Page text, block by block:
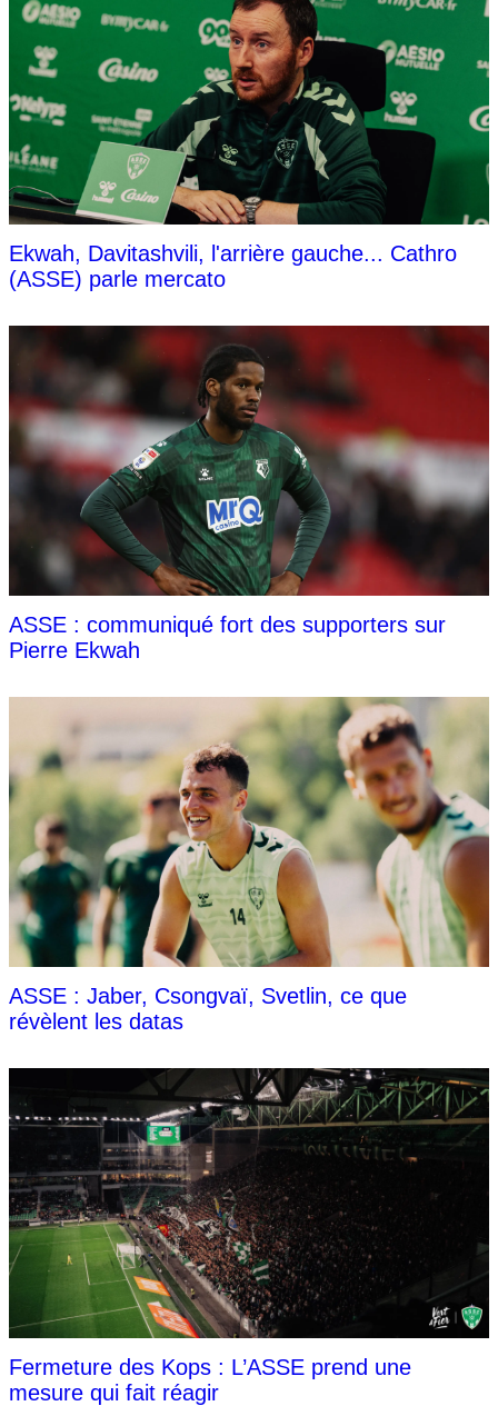
Ekwah, Davitashvili, l'arrière gauche... Cathro
(ASSE) parle mercato
ASSE : communiqué fort des supporters sur
Pierre Ekwah
ASSE : Jaber, Csongvaï, Svetlin, ce que
révèlent les datas
Fermeture des Kops : L’ASSE prend une
mesure qui fait réagir